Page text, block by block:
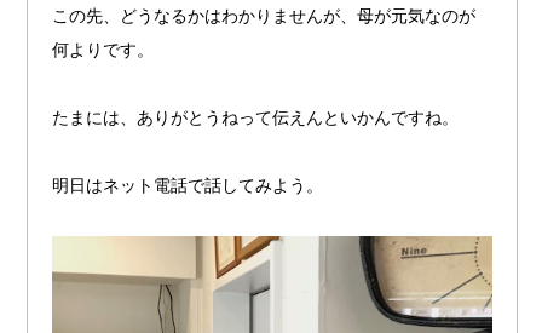
この先、どうなるかはわかりませんが、母が元気なのが
何よりです。
たまには、ありがとうねって伝えんといかんですね。
明日はネット電話で話してみよう。